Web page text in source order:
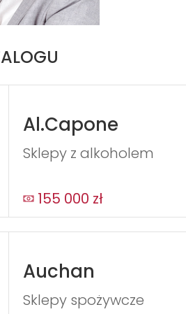
Al.Capone
Sklepy z alkoholem
155 000 zł
Auchan
Sklepy spożywcze